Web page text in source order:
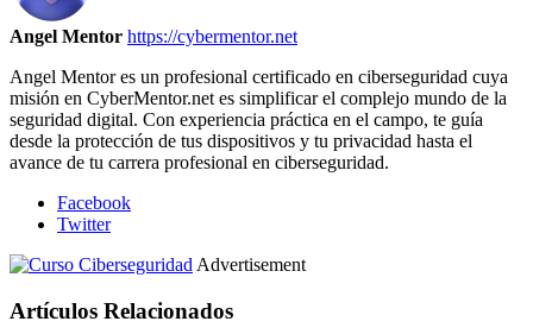
Angel Mentor https://cybermentor.net
Angel Mentor es un profesional certificado en ciberseguridad cuya
misión en CyberMentor.net es simplificar el complejo mundo de la
seguridad digital. Con experiencia práctica en el campo, te guía
desde la protección de tus dispositivos y tu privacidad hasta el
avance de tu carrera profesional en ciberseguridad.
Facebook
Twitter
Advertisement
Artículos Relacionados